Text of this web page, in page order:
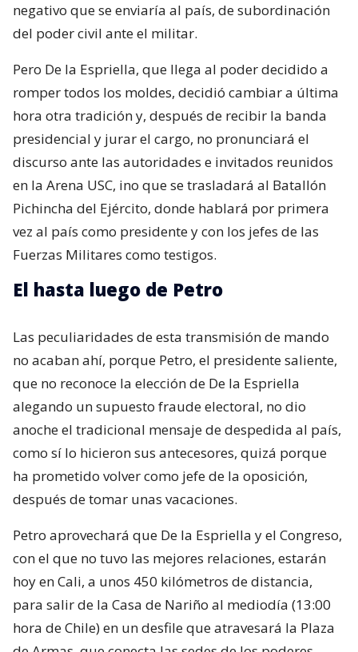
negativo que se enviaría al país, de subordinación
del poder civil ante el militar.
Pero De la Espriella, que llega al poder decidido a
romper todos los moldes, decidió cambiar a última
hora otra tradición y, después de recibir la banda
presidencial y jurar el cargo, no pronunciará el
discurso ante las autoridades e invitados reunidos
en la Arena USC, ino que se trasladará al Batallón
Pichincha del Ejército, donde hablará por primera
vez al país como presidente y con los jefes de las
Fuerzas Militares como testigos.
El hasta luego de Petro
Las peculiaridades de esta transmisión de mando
no acaban ahí, porque Petro, el presidente saliente,
que no reconoce la elección de De la Espriella
alegando un supuesto fraude electoral, no dio
anoche el tradicional mensaje de despedida al país,
como sí lo hicieron sus antecesores, quizá porque
ha prometido volver como jefe de la oposición,
después de tomar unas vacaciones.
Petro aprovechará que De la Espriella y el Congreso,
con el que no tuvo las mejores relaciones, estarán
hoy en Cali, a unos 450 kilómetros de distancia,
para salir de la Casa de Nariño al mediodía (13:00
hora de Chile) en un desfile que atravesará la Plaza